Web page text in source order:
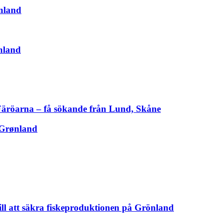
– få sökande från Lund, Skåne
att säkra fiskeproduktionen på Grönland